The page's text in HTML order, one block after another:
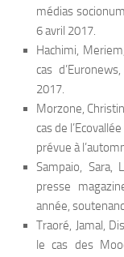
médias
6 avril 2017.
Hachimi,
cas
2017.
Morzone,
cas de
prévue à
Sampaio, Sara,
presse
année,
Traoré, Jamal,
le cas des